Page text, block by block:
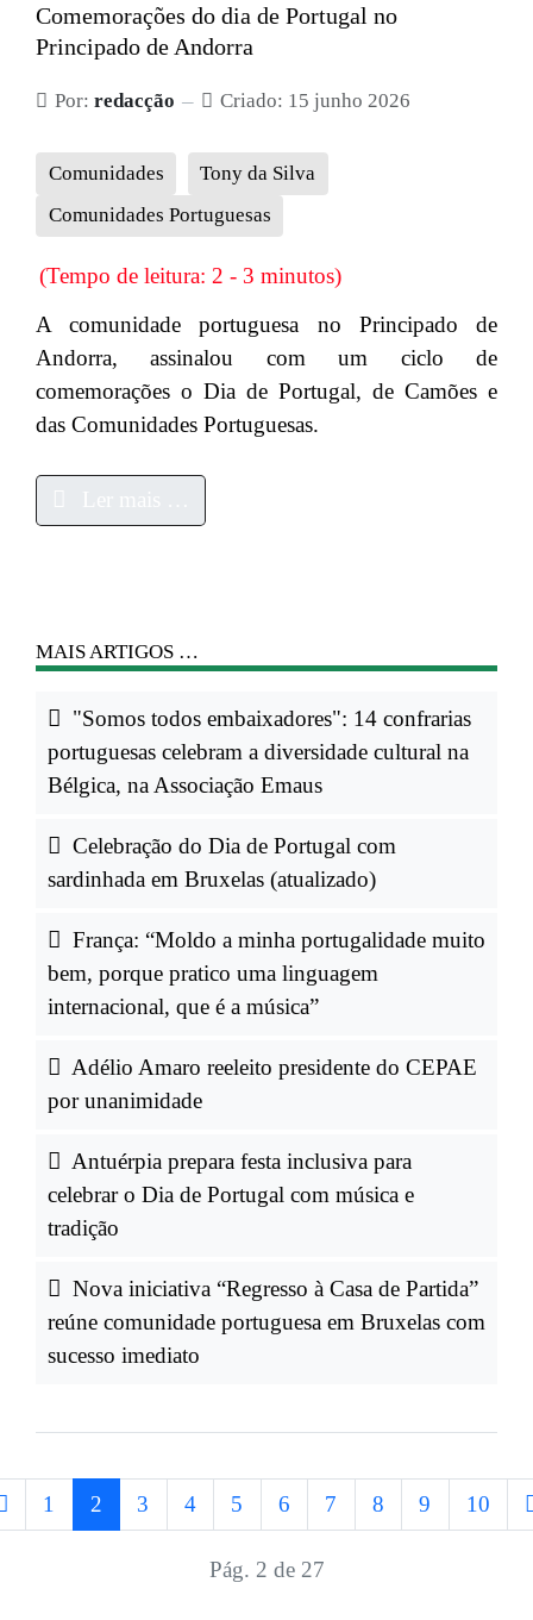
Comemorações do dia de Portugal no
Principado de Andorra
Por: redacção Criado: 15 junho 2026
Comunidades
Tony da Silva
Comunidades Portuguesas
(Tempo de leitura: 2 - 3 minutos)
A comunidade portuguesa no Principado de
Andorra, assinalou com um ciclo de
comemorações o Dia de Portugal, de Camões e
das Comunidades Portuguesas.
MAIS ARTIGOS …
"Somos todos embaixadores": 14 confrarias
portuguesas celebram a diversidade cultural na
Bélgica, na Associação Emaus
Celebração do Dia de Portugal com
sardinhada em Bruxelas (atualizado)
França: “Moldo a minha portugalidade muito
bem, porque pratico uma linguagem
internacional, que é a música”
Adélio Amaro reeleito presidente do CEPAE
por unanimidade
Antuérpia prepara festa inclusiva para
celebrar o Dia de Portugal com música e
tradição
Nova iniciativa “Regresso à Casa de Partida”
reúne comunidade portuguesa em Bruxelas com
sucesso imediato
1 2 3 4 5 6 7 8 9 10
Pág. 2 de 27